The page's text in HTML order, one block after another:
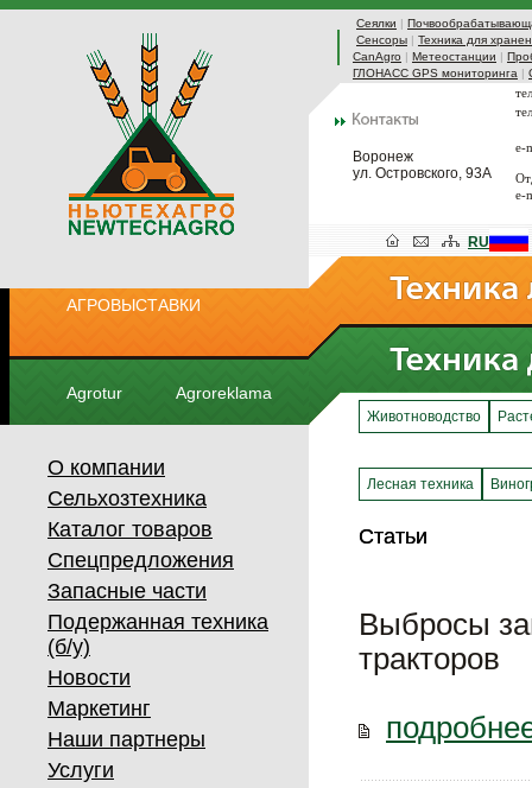
Сеялки |
Сенсоры | Техника для
CanAgro | Метеостанции |
ГЛОНАСС GPS мониторинга |
Воронеж
ул. Островского, 93А
e-
e-
АГРОВЫСТАВКИ
Agrotur Agroreklama
RU
О компании
Сельхозтехника
Каталог товаров
Спецпредложения
Запасные части
Подержанная техника
(б/у)
Новости
Маркетинг
Наши партнеры
Услуги
Животноводство
Лесная техника
Статьи
Статьи
Выбросы
тракторов